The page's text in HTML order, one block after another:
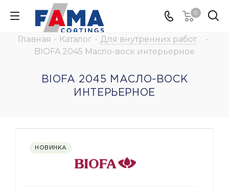
0
Главная - Каталог - Для внутренних работ
-
BIOFA 2045 Масло-воск интерьерное
BIOFA 2045 МАСЛО-ВОСК
ИНТЕРЬЕРНОЕ
НОВИНКА